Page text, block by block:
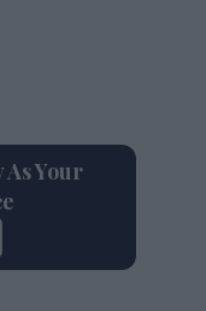
Your